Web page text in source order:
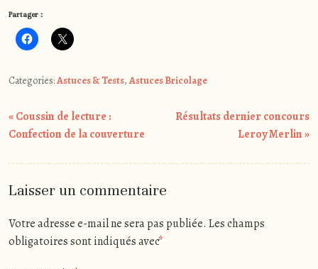
Partager :
Categories:Astuces & Tests, Astuces Bricolage
Post
navigation
«Coussin de lecture :
Confection de la couverture
Résultats dernier concours
Leroy Merlin»
Laisser un commentaire
Votre adresse e-mail ne sera pas publiée. Les champs
obligatoires sont indiqués avec*